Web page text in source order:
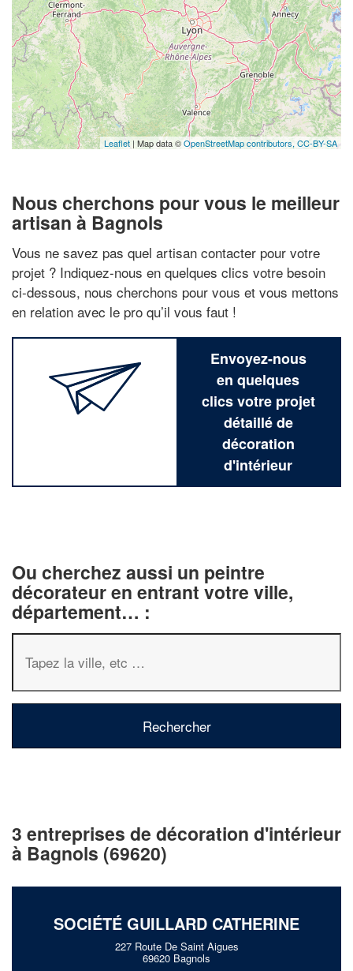
Leaflet | Map data ©OpenStreetMap contributors, CC-BY-SA
Nous cherchons pour vous le meilleur
artisan à Bagnols
Vous ne savez pas quel artisan contacter pour votre
projet ? Indiquez-nous en quelques clics votre besoin
ci-dessous, nous cherchons pour vous et vous mettons
en relation avec le pro qu’il vous faut !
Envoyez-nous
en quelques
clics votre projet
détaillé de
décoration
d'intérieur
Ou cherchez aussi un peintre
décorateur en entrant votre ville,
département… :
3 entreprises de décoration d'intérieur
à Bagnols (69620)
SOCIÉTÉ GUILLARD CATHERINE
227 Route De Saint Aigues
69620 Bagnols
✕
Augmentez votre
vosmarges